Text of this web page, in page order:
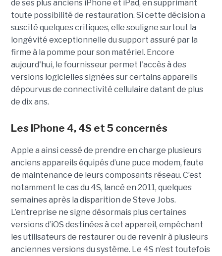
de ses plus anciens iPhone et iPad, en supprimant
toute possibilité de restauration. Si cette décision a
suscité quelques critiques, elle souligne surtout la
longévité exceptionnelle du support assuré par la
firme à la pomme pour son matériel. Encore
aujourd'hui, le fournisseur permet l'accès à des
versions logicielles signées sur certains appareils
dépourvus de connectivité cellulaire datant de plus
de dix ans.
Les iPhone 4, 4S et 5 concernés
Apple a ainsi cessé de prendre en charge plusieurs
anciens appareils équipés d’une puce modem, faute
de maintenance de leurs composants réseau. C’est
notamment le cas du 4S, lancé en 2011, quelques
semaines après la disparition de Steve Jobs.
L’entreprise ne signe désormais plus certaines
versions d’iOS destinées à cet appareil, empêchant
les utilisateurs de restaurer ou de revenir à plusieurs
anciennes versions du système. Le 4S n’est toutefois